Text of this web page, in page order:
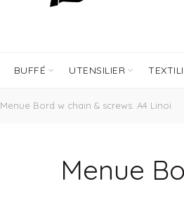
BUFFÉ UTENSILIER
Menue Bord w chain & screws. A4 Linoi
Menue